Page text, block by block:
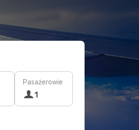
Pasażerowie
1